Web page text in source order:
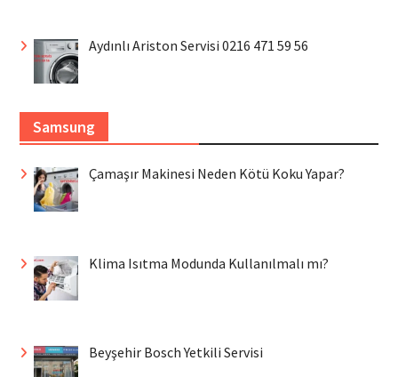
Aydınlı Ariston Servisi 0216 471 59 56
Samsung
Çamaşır Makinesi Neden Kötü Koku Yapar?
Klima Isıtma Modunda Kullanılmalı mı?
Beyşehir Bosch Yetkili Servisi